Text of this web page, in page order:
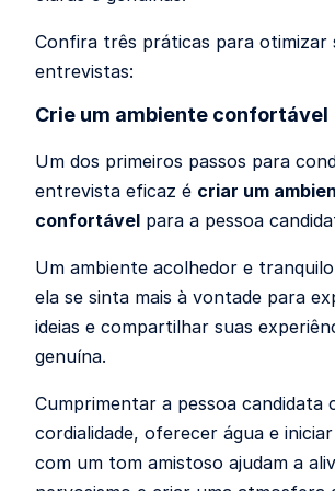
Confira três práticas para otimizar
entrevistas:
Crie um ambiente confortável
Um dos primeiros passos para
entrevista eficaz é criar um
confortável para a pessoa
Um ambiente acolhedor e
ela se sinta mais à vontade para
ideias e compartilhar suas
genuína.
Cumprimentar a pessoa candidata
cordialidade, oferecer água e
com um tom amistoso ajudam a